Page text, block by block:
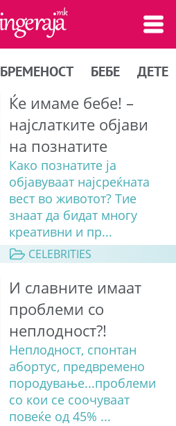
БРЕМЕНОСТ БЕБЕ ДЕТЕ
Ќе имаме бебе! –
најслатките објави
на познатите
Како познатите ја
објавуваат најсреќната
вест во животот? Тие
знаат да бидат многу
креативни и пр...
CELEBRITIES
И славните имаат
проблеми со
неплодност?!
Неплодност, спонтан
абортус, предвремено
породување...проблеми
со кои се соочуваат
повеќе од 45% ...